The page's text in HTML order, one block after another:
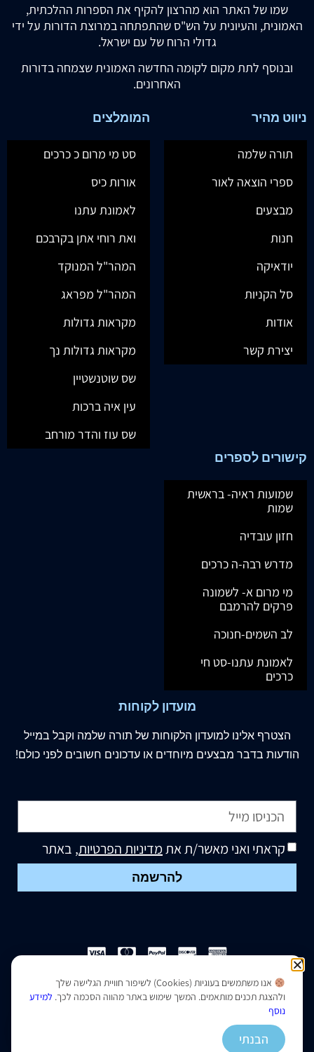
שמו של האתר הוא מהרצון להקיף את הספרות ההלכתית,
האמונית, והעיונית על הש"ס שהתפתחה במרוצת הדורות על ידי
גדולי הרוח של עם ישראל.
ובנוסף לתת מקום לקומה החדשה האמונית שצמחה בדורות
האחרונים.
ניווט מהיר
תורה שלמה
ספרי הוצאה לאור
מבצעים
חנות
יודאיקה
סל הקניות
אודות
יצירת קשר
המומלצים
סט מי מרום כ כרכים
אורות כיס
לאמונת עתנו
ואת רוחי אתן בקרבכם
המהר"ל המנוקד
המהר"ל מפראג
מקראות גדולות
מקראות גדולות נך
שס שוטנשטיין
עין איה ברכות
שס עוז והדר מורחב
קישורים לספרים
שמועות ראיה- בראשית
שמות
חזון עובדיה
מדרש רבה-ה כרכים
מי מרום א- לשמונה
פרקים להרמבם
לב השמים-חנוכה
לאמונת עתנו-סט חי
כרכים
מועדון לקוחות
הצטרף אלינו למועדון הלקוחות של תורה שלמה וקבל במייל
הודעות בדבר מבצעים מיוחדים או עדכונים חשובים לפני כולם!
קראתי ואני מאשר/ת אתמדיניות הפרטיות, באתר
להרשמה
הצהרת נגישות|מדיניות פרטיות
נבנה ועוצב על ידי –
אנו משתמשים בעוגיות (Cookies) לשיפור חוויית הגלישה שלך
ולהצגת תכנים מותאמים. המשך שימוש באתר מהווה הסכמה לכך. למידע
נוסף
הבנתי